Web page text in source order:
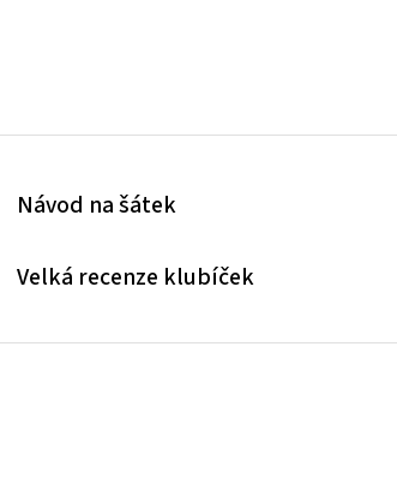
Návod na šátek
Velká recenze klubíček